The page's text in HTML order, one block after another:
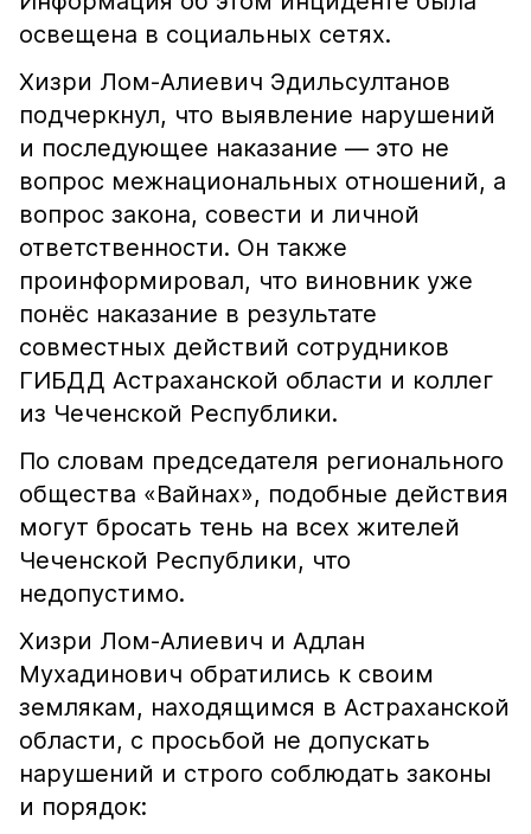
освещена в социальных сетях.
Хизри Лом-Алиевич Эдильсултанов
подчеркнул, что выявление нарушений
и последующее наказание — это не
вопрос межнациональных отношений, а
вопрос закона, совести и личной
ответственности. Он также
проинформировал, что виновник уже
понёс наказание в результате
совместных действий сотрудников
ГИБДД Астраханской области и коллег
из Чеченской Республики.
По словам председателя регионального
общества «Вайнах», подобные действия
могут бросать тень на всех жителей
Чеченской Республики, что
недопустимо.
Хизри Лом-Алиевич и Адлан
Мухадинович обратились к своим
землякам, находящимся в Астраханской
области, с просьбой не допускать
нарушений и строго соблюдать законы
и порядок: